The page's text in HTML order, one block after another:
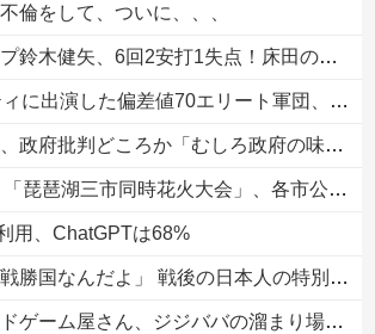
倫をして、ついに、、、
、6回2安打1失点！床田の代役先発で快投し鯉党に絶賛される！
エリート軍団、「こんな好感度の低い組み合わせは中々ないよ」と視聴者を呆れさせてしまう
どころか「むしろ政府の味方」を演じて潜伏することが判明他
大会」、各市公式「そんな花火大会は存在しない」→ 高価チケットを購入した人達がSNS阿鼻叫喚
用、ChatGPTは68%
んだよ」 戦後の日本人の特別な生き様に各国から称賛の声
屋さん、ジジババの溜まり場になって終わるwwwwwwwwwwww